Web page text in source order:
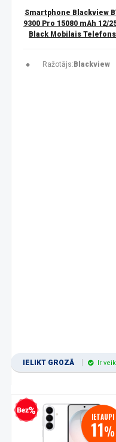
Smartphone Blackview
9300 Pro 15080 mAh 12/
Black Mobilais Telefons
Ražotājs: Blackview
IELIKT GROZĀ Ir
kredīts IETAUPI
11%